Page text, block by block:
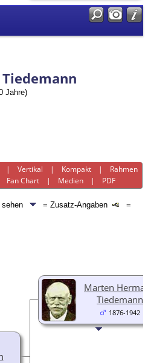
Jahre)
|Vertikal | Kompakt | Rahmen
Fan Chart | Medien | PDF
= Zusatz-Angaben
=
Marten
Tiedemann
1876-1942